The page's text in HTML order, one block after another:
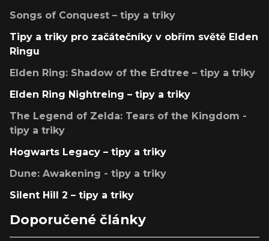
Songs of Conquest – tipy a triky
Tipy a triky pro začátečníky v obřím světě Elden
Ringu
Elden Ring: Shadow of the Erdtree – tipy a triky
Elden Ring Nightreing – tipy a triky
The Legend of Zelda: Tears of the Kingdom -
tipy a triky
Hogwarts Legacy – tipy a triky
Dune: Awakening - tipy a triky
Silent Hill 2 – tipy a triky
Doporučené články